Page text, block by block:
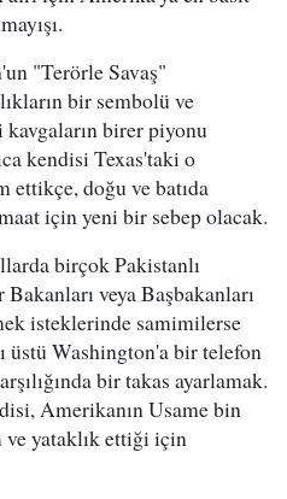
"Terörle Savaş"
bir sembolü ve
birer piyonu
kendisi Texas'taki o
ettikçe, doğu ve batıda
için yeni bir sebep olacak.
birçok Pakistanlı
veya Başbakanları
isteklerinde samimilerse
üstü Washington'a bir telefon
bir takas ayarlamak.
Amerikanın Usame bin
yataklık ettiği için